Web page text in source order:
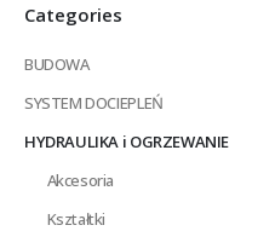
Categories
BUDOWA
SYSTEM DOCIEPLEŃ
HYDRAULIKA i OGRZEWANIE
Akcesoria
Kształtki